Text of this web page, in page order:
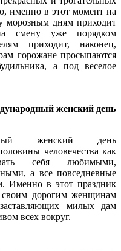
именно в этот момент на
морозным дням приходит
смену уже порядком
приходит, наконец,
горожане просыпаются
а под веселое
женский день
женский день
человечества как
себя любимыми,
а все повседневные
Именно в этот праздник
своим дорогим женщинам
милых дам
всех вокруг.